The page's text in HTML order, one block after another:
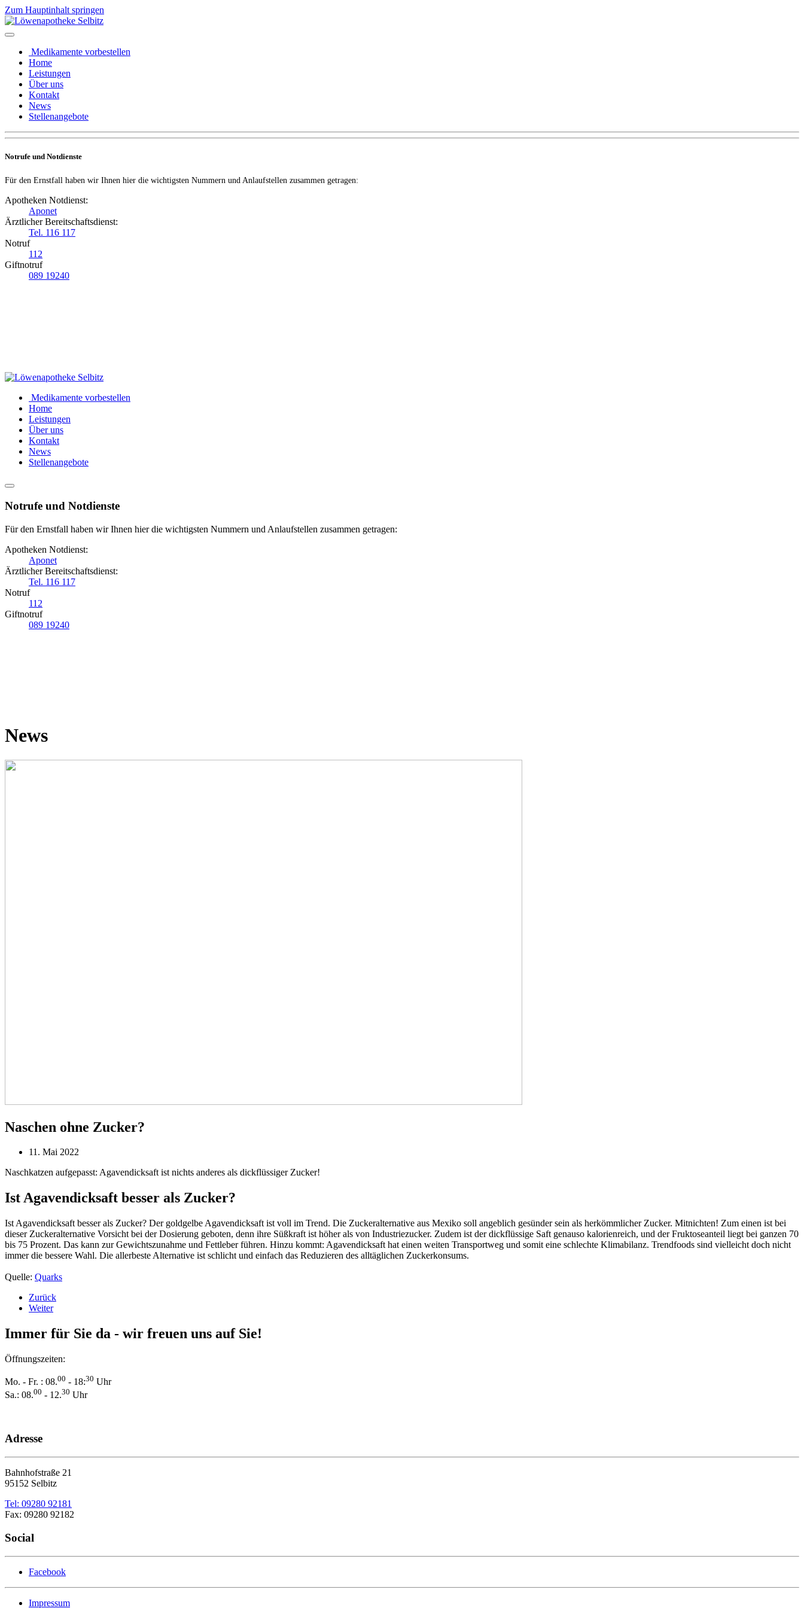
Zum Hauptinhalt springen
Medikamente vorbestellen
Home
Leistungen
Über uns
Kontakt
News
Stellenangebote
Notrufe und Notdienste
Für den Ernstfall haben wir Ihnen hier die wichtigsten Nummern und Anlaufstellen zusammen getragen:
Apotheken Notdienst:
Aponet
Ärztlicher Bereitschaftsdienst:
Tel. 116 117
Notruf
112
Giftnotruf
089 19240
Medikamente vorbestellen
Home
Leistungen
Über uns
Kontakt
News
Stellenangebote
Notrufe und Notdienste
Für den Ernstfall haben wir Ihnen hier die wichtigsten Nummern und Anlaufstellen zusammen getragen:
Apotheken Notdienst:
Aponet
Ärztlicher Bereitschaftsdienst:
Tel. 116 117
Notruf
112
Giftnotruf
089 19240
News
Naschen ohne Zucker?
11. Mai 2022
Naschkatzen aufgepasst: Agavendicksaft ist nichts anderes als dickflüssiger Zucker!
Ist Agavendicksaft besser als Zucker?
Ist Agavendicksaft besser als Zucker? Der goldgelbe Agavendicksaft ist voll im Trend. Die Zuckeralternative aus Mexiko soll angeblich gesünder sein als herkömmlicher Zucker. Mitnichten! Zum einen ist bei
dieser Zuckeralternative Vorsicht bei der Dosierung geboten, denn ihre Süßkraft ist höher als von Industriezucker. Zudem ist der dickflüssige Saft genauso kalorienreich, und der Fruktoseanteil liegt bei ganzen 70
bis 75 Prozent. Das kann zur Gewichtszunahme und Fettleber führen. Hinzu kommt: Agavendicksaft hat einen weiten Transportweg und somit eine schlechte Klimabilanz. Trendfoods sind vielleicht doch nicht
immer die bessere Wahl. Die allerbeste Alternative ist schlicht und einfach das Reduzieren des alltäglichen Zuckerkonsums.
Quelle: Quarks
Zurück
Weiter
Immer für Sie da - wir freuen uns auf Sie!
Öffnungszeiten:
Mo. - Fr. : 08.00 - 18:30 Uhr
Sa.: 08.00 - 12.30 Uhr
Adresse
Bahnhofstraße 21
95152 Selbitz
Tel: 09280 92181
Fax: 09280 92182
Social
Facebook
Impressum